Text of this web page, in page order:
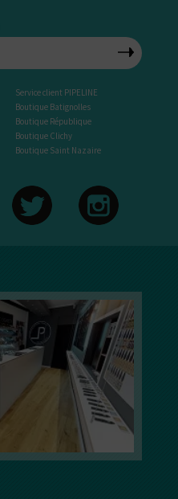
Service client PIPELINE
Boutique Batignolles
Boutique République
Boutique Clichy
Boutique Saint Nazaire